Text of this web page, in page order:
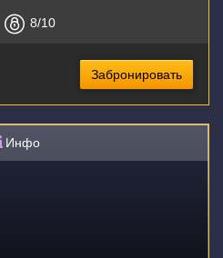
8/10
Забронировать
Инфо